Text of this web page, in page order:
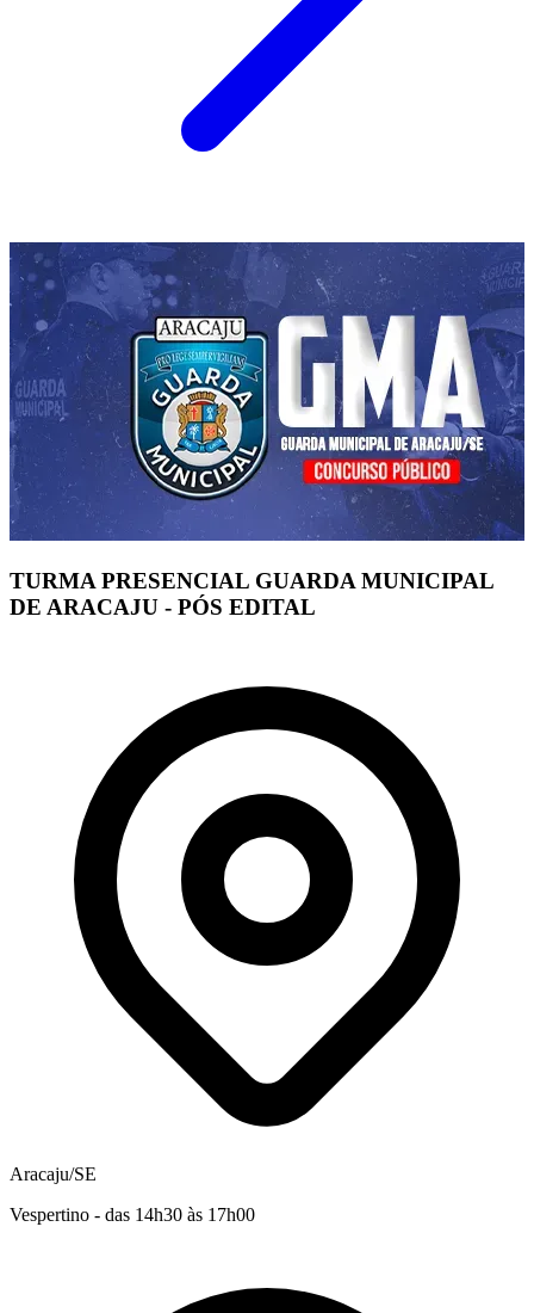
TURMA PRESENCIAL GUARDA MUNICIPAL
DE ARACAJU - PÓS EDITAL
Aracaju/SE
Vespertino - das 14h30 às 17h00